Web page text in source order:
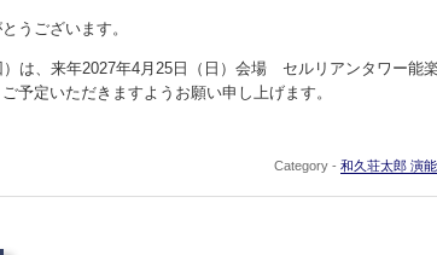
うございます。
）は、来年2027年4月25日（日）会場 セルリアンタワー能
予定いただきますようお願い申し上げます。
Category - 和久荘太郎 演